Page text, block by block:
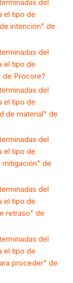
del
el tipo de
intención" de
del
el tipo de
de Procore?
del
el tipo de
de material" de
del
el tipo de
mitigación" de
del
el tipo de
retraso" de
del
el tipo de
proceder" de